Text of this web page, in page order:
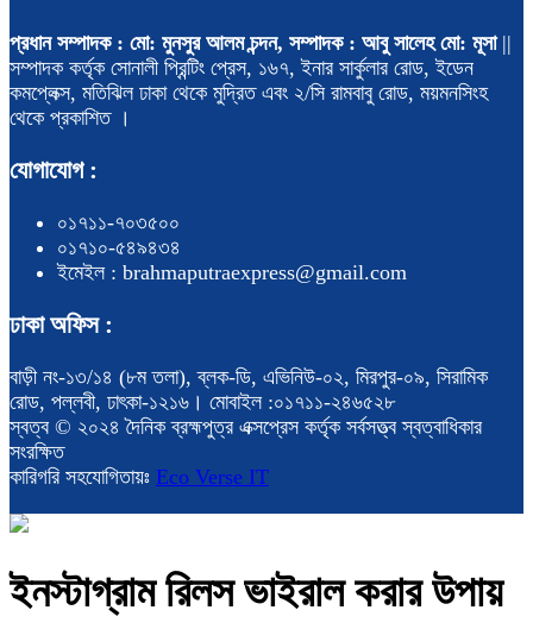
প্রধান সম্পাদক : মো: মুনসুর আলম চন্দন, সম্পাদক : আবু সালেহ মো: মূসা||
সম্পাদক কর্তৃক সোনালী প্রিন্টিং প্রেস, ১৬৭, ইনার সার্কুলার রোড, ইডেন
কমপ্লেক্স, মতিঝিল ঢাকা থেকে মুদ্রিত এবং ২/সি রামবাবু রোড, ময়মনসিংহ
থেকে প্রকাশিত ।
যোগাযোগ :
০১৭১১-৭০৩৫০০
০১৭১০-৫৪৯৪৩৪
ইমেইল : brahmaputraexpress@gmail.com
ঢাকা অফিস :
বাড়ী নং-১৩/১৪ (৮ম তলা), ব্লক-ডি, এভিনিউ-০২, মিরপুর-০৯, সিরামিক
রোড, পল্লবী, ঢাৎকা-১২১৬। মোবাইল :০১৭১১-২৪৬৫২৮
স্বত্ব © ২০২৪ দৈনিক ব্রহ্মপুত্র এক্সপ্রেস কর্তৃক সর্বসত্ত্ব স্বত্বাধিকার
সংরক্ষিত
কারিগরি সহযোগিতায়ঃ Eco Verse IT
ইনস্টাগ্রাম রিলস ভাইরাল করার উপায়